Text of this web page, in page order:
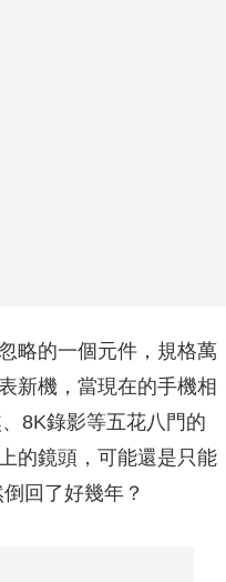
略的一個元件，規格萬
新機，當現在的手機相
8K錄影等五花八門的
的鏡頭，可能還是只能
回了好幾年？